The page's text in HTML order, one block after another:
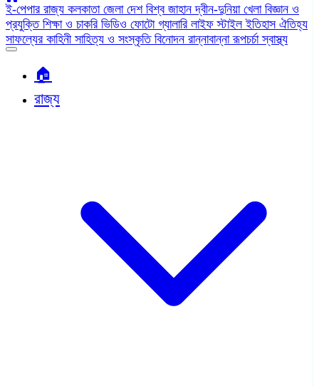
ই-পেপার রাজ্য কলকাতা জেলা দেশ বিশ্ব জাহানদ্বীন-দুনিয়া খেলা বিজ্ঞান ও
প্রযুক্তি শিক্ষা ও চাকরি ভিডিও ফোটো গ্যালারি লাইফ স্টাইলইতিহাস ঐতিহ্য
সাফল্যের কাহিনী সাহিত্য ও সংস্কৃতি বিনোদন রান্নাবান্নারূপচর্চাস্বাস্থ্য
🏠︎
রাজ্য